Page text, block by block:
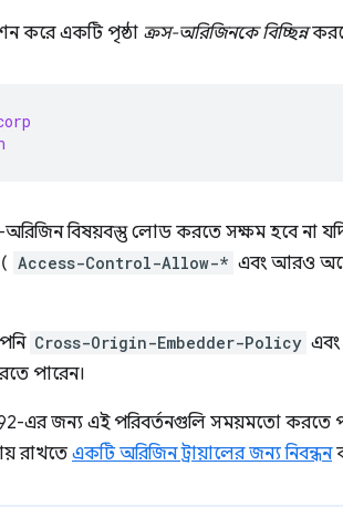
করে একটি পৃষ্ঠা ক্রস-অরিজিনকে বিচ্ছিন্ন
বিষয়বস্তু লোড করতে সক্ষম হবে না যদি
Access-Control-Allow-* এবং আরও
Cross-Origin-Embedder-Policy এবং
পারেন।
এর জন্য এই পরিবর্তনগুলি সময়মতো করতে
রাখতে একটি অরিজিন ট্রায়ালের জন্য নিবন্ধন